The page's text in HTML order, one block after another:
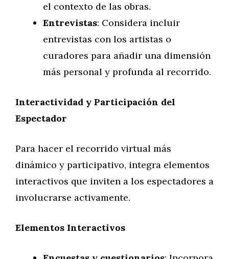
el contexto de las obras.
Entrevistas: Considera incluir
entrevistas con los artistas o
curadores para añadir una dimensión
más personal y profunda al recorrido.
Interactividad y Participación del
Espectador
Para hacer el recorrido virtual más
dinámico y participativo, integra elementos
interactivos que inviten a los espectadores a
involucrarse activamente.
Elementos Interactivos